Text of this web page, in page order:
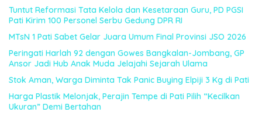
Tuntut Reformasi Tata Kelola dan Kesetaraan Guru, PD PGSI
Pati Kirim 100 Personel Serbu Gedung DPR RI
MTsN 1 Pati Sabet Gelar Juara Umum Final Provinsi JSO 2026
Peringati Harlah 92 dengan Gowes Bangkalan-Jombang, GP
Ansor Jadi Hub Anak Muda Jelajahi Sejarah Ulama
Stok Aman, Warga Diminta Tak Panic Buying Elpiji 3 Kg di Pati
Harga Plastik Melonjak, Perajin Tempe di Pati Pilih “Kecilkan
Ukuran” Demi Bertahan